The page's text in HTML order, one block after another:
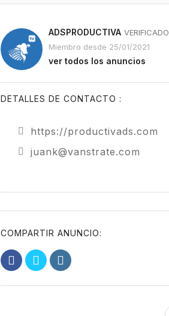
ADSPRODUCTIVA VERIFICADO
Miembro desde 25/01/2021
ver todos los anuncios
DETALLES DE CONTACTO :
https://productivads.com
juank@vanstrate.com
COMPARTIR ANUNCIO: